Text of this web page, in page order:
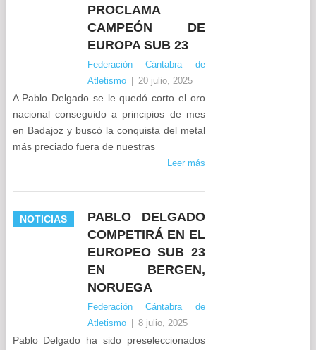
PROCLAMA
CAMPEÓN DE
EUROPA SUB 23
Federación Cántabra de
Atletismo
20 julio, 2025
A Pablo Delgado se le quedó corto el oro
nacional conseguido a principios de mes
en Badajoz y buscó la conquista del metal
más preciado fuera de nuestras
Leer más
NOTICIAS
PABLO DELGADO
COMPETIRÁ EN EL
EUROPEO SUB 23
EN BERGEN,
NORUEGA
Federación Cántabra de
Atletismo
8 julio, 2025
Pablo Delgado ha sido preseleccionados